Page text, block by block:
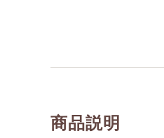
商品説明